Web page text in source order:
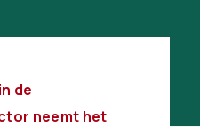
de
neemt het